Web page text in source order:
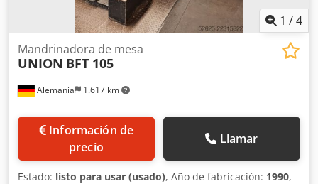
1 /4
Alemania 1.617 km
Mandrinadora de mesa
UNION BFT 105
Información de
precio
Llamar
Estado: listo para usar (usado), Año de fabricación: 1990,